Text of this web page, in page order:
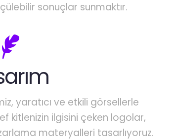
sonuçlar sunmaktır.
yaratıcı ve etkili görsellerle
kitlenizin ilgisini çeken logolar,
materyalleri tasarlıyoruz.